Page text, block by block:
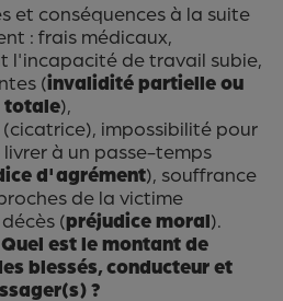
et conséquences à la suite
: frais médicaux,
l'incapacité de travail subie,
(invalidité partielle ou
totale),
impossibilité pour
à un passe-temps
d'agrément), souffrance
de la victime
(préjudice moral).
Quel est le montant de
blessés, conducteur et
?